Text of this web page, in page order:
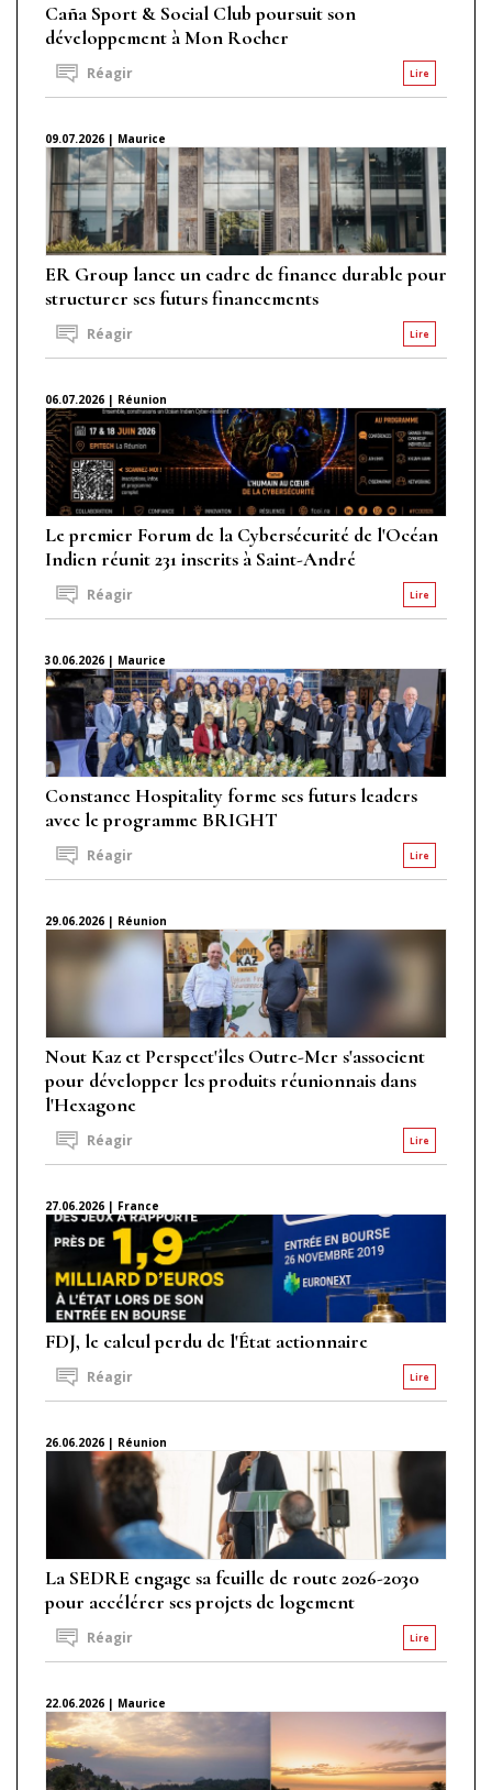
Caña Sport & Social Club poursuit son
développement à Mon Rocher
Lire
Réagir
09.07.2026 | Maurice
ER Group lance un cadre de finance durable pour
structurer ses futurs financements
Lire
Réagir
06.07.2026 | Réunion
Le premier Forum de la Cybersécurité de l'Océan
Indien réunit 231 inscrits à Saint-André
Lire
Réagir
30.06.2026 | Maurice
Constance Hospitality forme ses futurs leaders
avec le programme BRIGHT
Lire
Réagir
29.06.2026 | Réunion
Nout Kaz et Perspect'îles Outre-Mer s'associent
pour développer les produits réunionnais dans
l'Hexagone
Lire
Réagir
27.06.2026 | France
FDJ, le calcul perdu de l'État actionnaire
Lire
Réagir
26.06.2026 | Réunion
La SEDRE engage sa feuille de route 2026-2030
pour accélérer ses projets de logement
Lire
Réagir
22.06.2026 | Maurice